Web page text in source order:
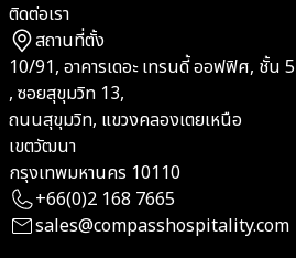
ติดต่อเรา
สถานที่ตั้ง
10/91, อาคารเดอะ เทรนดี้ ออฟฟิศ, ชั้น 5
, ซอยสุขุมวิท 13,
ถนนสุขุมวิท, แขวงคลองเตยเหนือ
เขตวัฒนา
กรุงเทพมหานคร 10110
+66(0)2 168 7665
sales@compasshospitality.com